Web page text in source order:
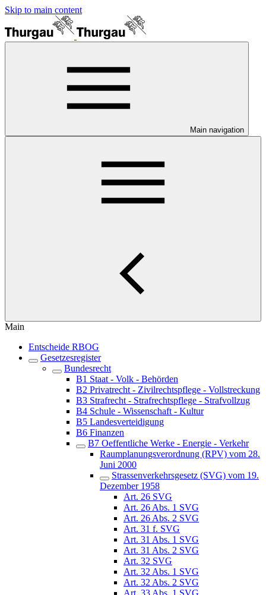
Skip to main content
Main navigation
Main
Entscheide RBOG
Gesetzesregister
Bundesrecht
B1 Staat - Volk - Behörden
B2 Privatrecht - Zivilrechtspflege - Vollstreckung
B3 Strafrecht - Strafrechtspflege - Strafvollzug
B4 Schule - Wissenschaft - Kultur
B5 Landesverteidigung
B6 Finanzen
B7 Oeffentliche Werke - Energie - Verkehr
Raumplanungsverordnung (RPV) vom 28.
Juni 2000
Strassenverkehrsgesetz (SVG) vom 19.
Dezember 1958
Art. 26 SVG
Art. 26 Abs. 1 SVG
Art. 26 Abs. 2 SVG
Art. 31 f. SVG
Art. 31 Abs. 1 SVG
Art. 31 Abs. 2 SVG
Art. 32 SVG
Art. 32 Abs. 1 SVG
Art. 32 Abs. 2 SVG
Art. 33 Abs. 1 SVG